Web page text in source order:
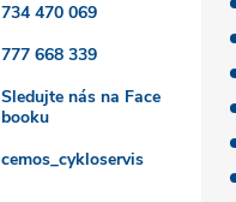
734 470 069
777 668 339
Sledujte nás na Face
booku
cemos_cykloservis